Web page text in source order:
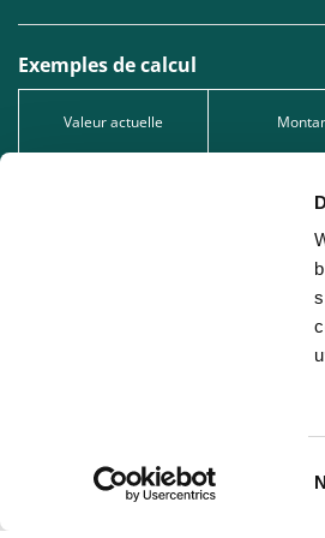
Exemples de calcul
Valeur actuelle
Type de crédit : Prêt à tempérament, sous
1005.528.130, immatriculée auprès de la
Leasing professionnel : Nous proposons du